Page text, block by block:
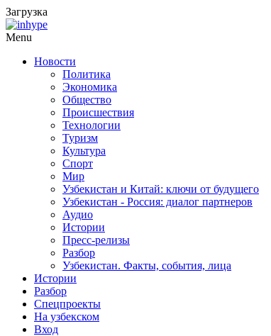
Загрузка
Menu
Новости
Политика
Экономика
Общество
Происшествия
Технологии
Туризм
Культура
Спорт
Мир
Узбекистан и Китай: ключи от будущего
Узбекистан - Россия: диалог партнеров
Аудио
Истории
Пресс-релизы
Разбор
Узбекистан. Факты, события, лица
Истории
Разбор
Спецпроекты
На узбекском
Вход